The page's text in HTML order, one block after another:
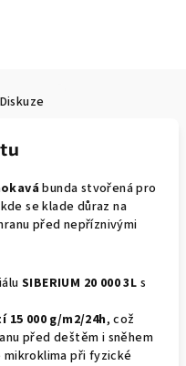
Diskuze
bunda stvořená pro
se klade důraz na
před nepříznivými
SIBERIUM 20 000 3L s
15 000 g/m2/24h, což
před deštěm i sněhem
při fyzické